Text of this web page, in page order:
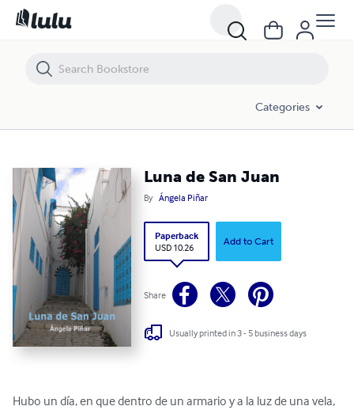
Categories
Luna de San Juan
By Ángela Piñar
Paperback
USD 10.26
Add to Cart
Share
Usually printed in 3 - 5 business days
Hubo un día, en que dentro de un armario y a la luz de una vela,
Luna de San Juan